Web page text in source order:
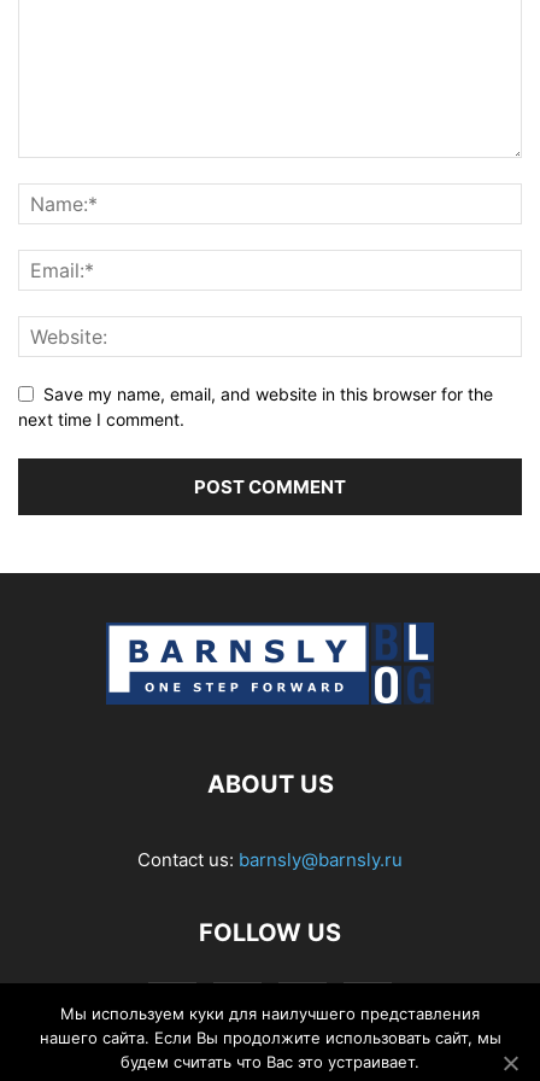
Save my name, email, and website in this browser for the
next time I comment.
ABOUT US
Contact us: barnsly@barnsly.ru
FOLLOW US
Мы используем куки для наилучшего представления
нашего сайта. Если Вы продолжите использовать сайт, мы
будем считать что Вас это устраивает.